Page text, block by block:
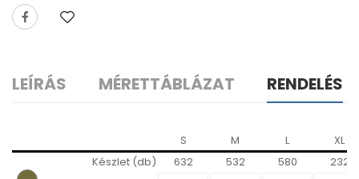
LEÍRÁS MÉRETTÁBLÁZAT RENDELÉS
S M L XL
Készlet (db) 632 532 580
232